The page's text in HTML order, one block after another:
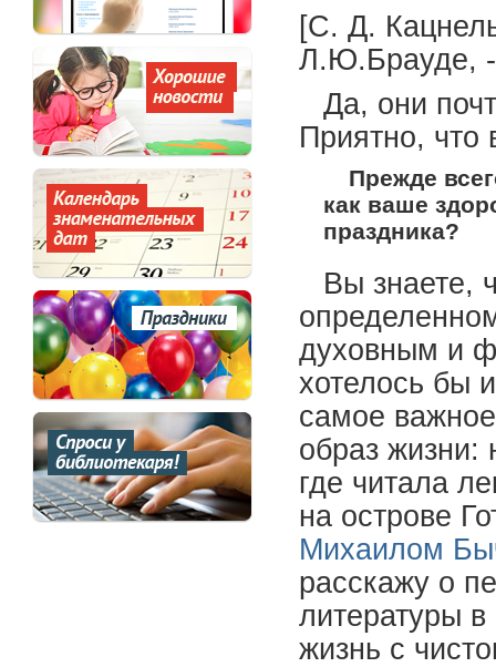
[С. Д.
Л.Ю.Брауде,
Да, они
Приятно,
Прежде
как ваше
праздника?
Вы знаете,
духовным и
хотелось бы
самое
образ жизни:
где читала
на острове
Михаилом
расскажу о
литературы
жизнь с